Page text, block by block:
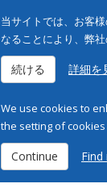
当サイトでは、お客
なることにより、弊
続ける 詳細を
We use cookies to
the setting of
Continue